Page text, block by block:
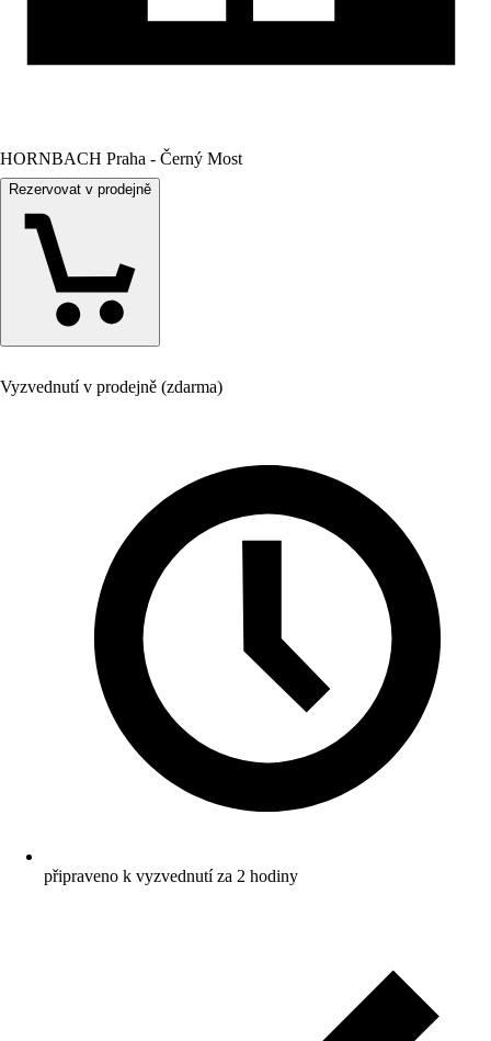
HORNBACH Praha - Černý Most
Rezervovat v prodejně
Vyzvednutí v prodejně (zdarma)
připraveno k vyzvednutí za 2 hodiny